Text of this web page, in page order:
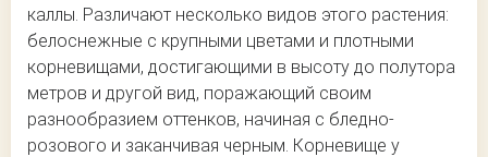
каллы. Различают несколько видов этого растения:
белоснежные с крупными цветами и плотными
корневищами, достигающими в высоту до полутора
метров и другой вид, поражающий своим
разнообразием оттенков, начиная с бледно-
розового и заканчивая черным. Корневище у